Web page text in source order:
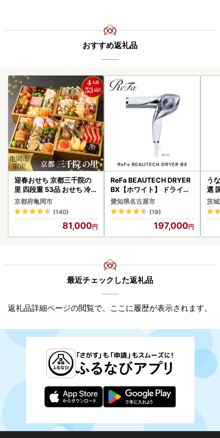
おすすめ返礼品
迎春おせち 京都三千院の
里 四段重 53品 おせち 冷蔵
2027 先行予約
京都府亀岡市
(140)
81,000
ReFa BEAUTECH DRYER
BX【ホワイト】 ドライヤ
ー 美容 家電 ドライヤー リ
ファ
愛知県名古屋市
(19)
197,000
う
選
付
あ
人
茨
最近チェックした返礼品
返礼品詳細ページの閲覧で、ここに履歴が表示されます。